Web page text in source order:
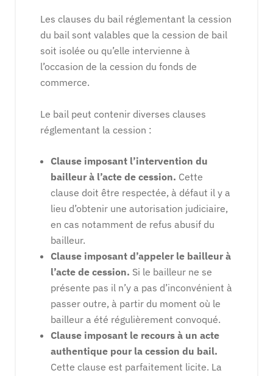
Les clauses du bail réglementant la cession
du bail sont valables que la cession de bail
soit isolée ou qu’elle intervienne à
l’occasion de la cession du fonds de
commerce.
Le bail peut contenir diverses clauses
réglementant la cession :
Clause imposant l’intervention du
bailleur à l’acte de cession. Cette
clause doit être respectée, à défaut il y a
lieu d’obtenir une autorisation judiciaire,
en cas notamment de refus abusif du
bailleur.
Clause imposant d’appeler le bailleur à
l’acte de cession. Si le bailleur ne se
présente pas il n’y a pas d’inconvénient à
passer outre, à partir du moment où le
bailleur a été régulièrement convoqué.
Clause imposant le recours à un acte
authentique pour la cession du bail.
Cette clause est parfaitement licite. La